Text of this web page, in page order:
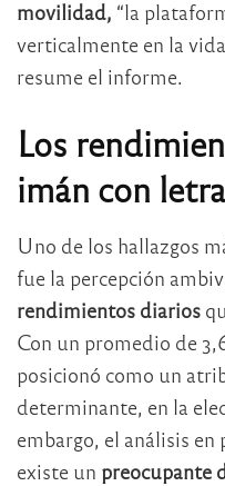
movilidad, “la
verticalmente en la
resume el informe.
Los
imán con
Uno de los hallazgos
fue la percepción
rendimientos diarios
Con un promedio de
posicionó como un
determinante, en la
embargo, el análisis
existe un preocupante